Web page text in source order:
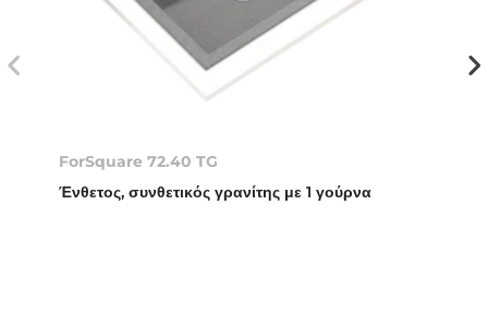
ForSquare 72.40 TG
Ένθετος, συνθετικός γρανίτης με 1 γούρνα